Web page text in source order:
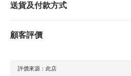
送貨及付款方式
顧客評價